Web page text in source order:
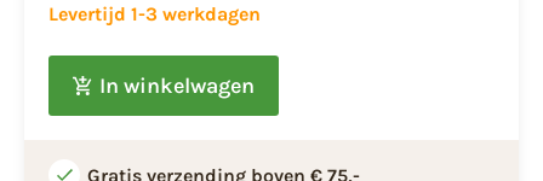
Levertijd 1-3 werkdagen
In winkelwagen
Gratis verzending boven € 75,-